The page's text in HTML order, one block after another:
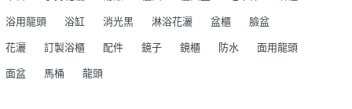
浴用龍頭 浴缸 消光黑 淋浴花灑 盆櫃 臉盆
花灑 訂製浴櫃 配件 鏡子 鏡櫃 防水 面用龍頭
面盆 馬桶 龍頭